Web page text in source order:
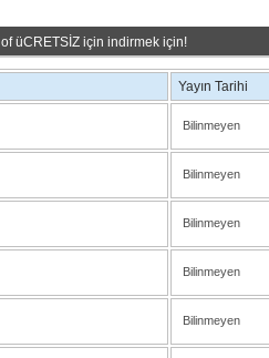
üCRETSİZ için indirmek için!
Yayın Tarihi
Bilinmeyen
Bilinmeyen
Bilinmeyen
Bilinmeyen
Bilinmeyen